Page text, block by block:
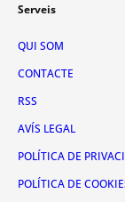
Serveis
QUI SOM
CONTACTE
RSS
AVÍS LEGAL
POLÍTICA DE
POLÍTICA DE